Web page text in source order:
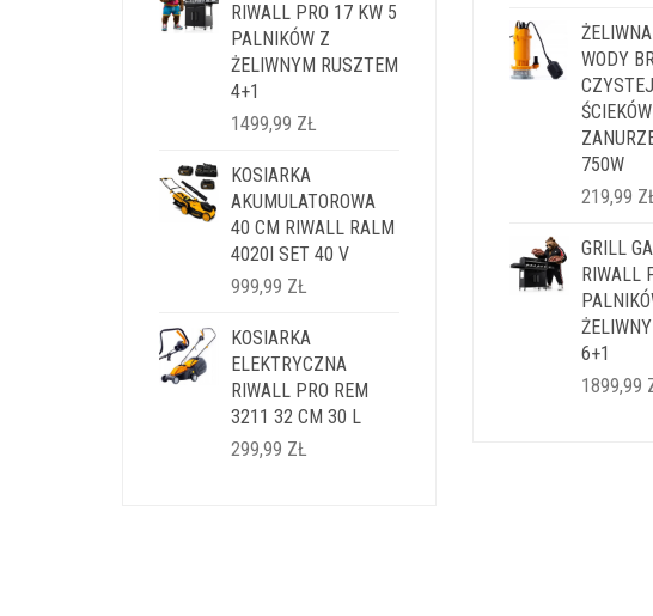
RIWALL PRO 17 KW 5
PALNIKÓW Z
ŻELIWNYM RUSZTEM
4+1
1499,99 ZŁ
KOSIARKA
AKUMULATOROWA
40 CM RIWALL RALM
4020I SET 40 V
999,99 ZŁ
KOSIARKA
ELEKTRYCZNA
RIWALL PRO REM
3211 32 CM 30 L
299,99 ZŁ
1499,99
WODY
ŚCIEKÓW
750W
219,99
GRILL
RIWALL
6+1
1899,99